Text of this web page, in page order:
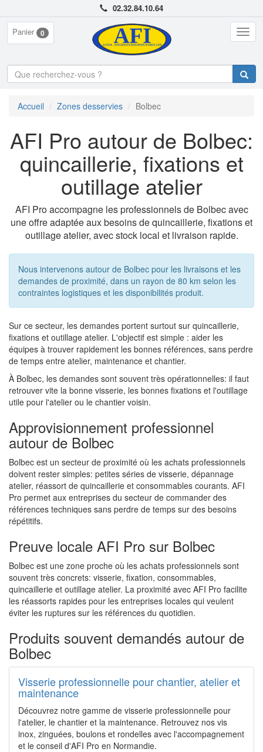
02.32.84.10.64
Panier 0
Accueil Zones desservies Bolbec
AFI Pro autour de Bolbec:
quincaillerie, fixations et
outillage atelier
AFI Pro accompagne les professionnels de Bolbec avec
une offre adaptée aux besoins de quincaillerie, fixations et
outillage atelier, avec stock local et livraison rapide.
Nous intervenons autour de Bolbec pour les livraisons et les
demandes de proximité, dans un rayon de 80 km selon les
contraintes logistiques et les disponibilités produit.
Sur ce secteur, les demandes portent surtout sur quincaillerie,
fixations et outillage atelier. L'objectif est simple : aider les
équipes à trouver rapidement les bonnes références, sans perdre
de temps entre atelier, maintenance et chantier.
À Bolbec, les demandes sont souvent très opérationnelles: il faut
retrouver vite la bonne visserie, les bonnes fixations et l'outillage
utile pour l'atelier ou le chantier voisin.
Approvisionnement professionnel
autour de Bolbec
Bolbec est un secteur de proximité où les achats professionnels
doivent rester simples: petites séries de visserie, dépannage
atelier, réassort de quincaillerie et consommables courants. AFI
Pro permet aux entreprises du secteur de commander des
références techniques sans perdre de temps sur des besoins
répétitifs.
Preuve locale AFI Pro sur Bolbec
Bolbec est une zone proche où les achats professionnels sont
souvent très concrets: visserie, fixation, consommables,
quincaillerie et outillage atelier. La proximité avec AFI Pro facilite
les réassorts rapides pour les entreprises locales qui veulent
éviter les ruptures sur les références du quotidien.
Produits souvent demandés autour de
Bolbec
Visserie professionnelle pour chantier, atelier et
maintenance
Découvrez notre gamme de visserie professionnelle pour
l'atelier, le chantier et la maintenance. Retrouvez nos vis
inox, zinguées, boulons et rondelles avec l'accompagnement
et le conseil d'AFI Pro en Normandie.